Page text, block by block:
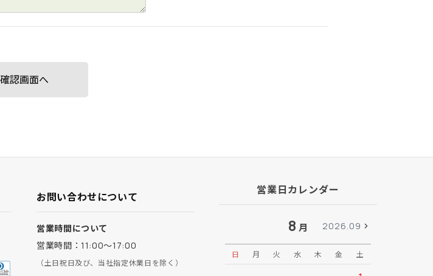
お問い合わせについて
営業時間について
営業時間：11:00～17:00
（土日祝日及び、当社指定休業日を除く）
営業日カレンダー
8 月 2026.09
日 月 火 水 木 金 土